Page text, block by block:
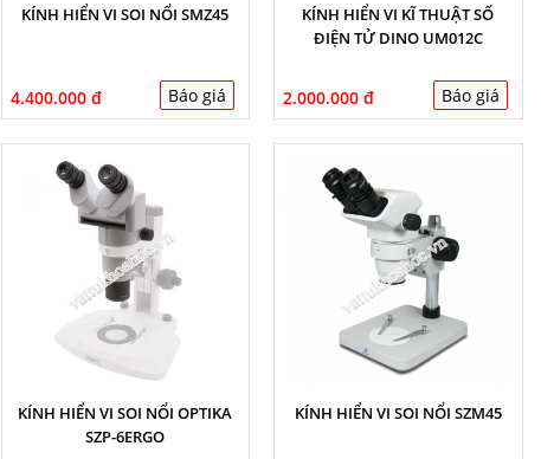
KÍNH HIỂN VI SOI NỔI SMZ45
4.400.000 đ Báo giá
KÍNH HIỂN VI KĨ THUẬT SỐ
ĐIỆN TỬ DINO UM012C
2.000.000 đ Báo giá
KÍNH HIỂN VI SOI NỔI OPTIKA
SZP-6ERGO
KÍNH HIỂN VI SOI NỔI SZM45